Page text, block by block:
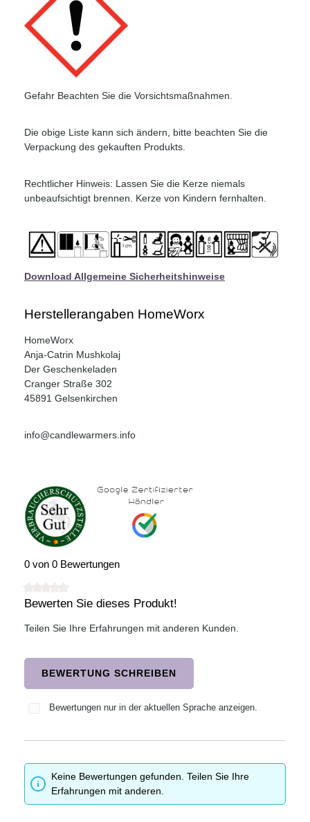
Gefahr Beachten Sie die Vorsichtsmaßnahmen.
Die obige Liste kann sich ändern, bitte beachten Sie die
Verpackung des gekauften Produkts.
Rechtlicher Hinweis: Lassen Sie die Kerze niemals
unbeaufsichtigt brennen. Kerze von Kindern fernhalten.
Download Allgemeine Sicherheitshinweise
Herstellerangaben HomeWorx
HomeWorx
Anja-Catrin Mushkolaj
Der Geschenkeladen
Cranger Straße 302
45891 Gelsenkirchen
info@candlewarmers.info
0 von 0 Bewertungen
Durchschnittliche Bewertung von 0 von 5 Sternen
Bewerten Sie dieses Produkt!
Teilen Sie Ihre Erfahrungen mit anderen Kunden.
BEWERTUNG SCHREIBEN
Bewertungen nur in der aktuellen Sprache anzeigen.
Keine Bewertungen gefunden. Teilen Sie Ihre
Erfahrungen mit anderen.